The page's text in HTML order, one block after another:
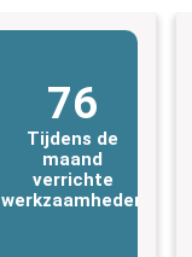
76
Tijdens de
maand
verrichte
werkzaamheden